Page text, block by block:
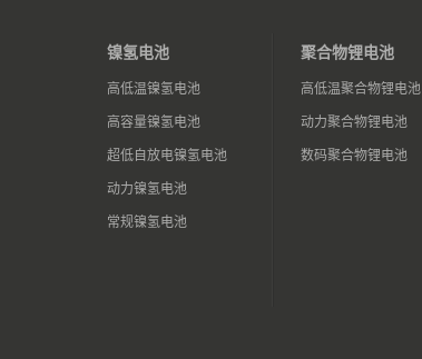
镍氢电池
高低温镍氢电池
高容量镍氢电池
超低自放电镍氢电池
动力镍氢电池
常规镍氢电池
聚合物锂电池
高低温聚合物锂电池
动力聚合物锂电池
数码聚合物锂电池